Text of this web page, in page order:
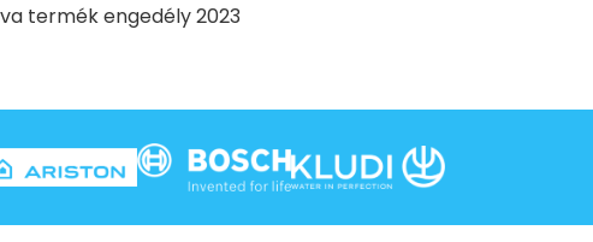
termék engedély 2023